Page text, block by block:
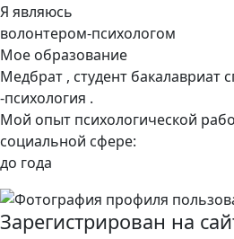
Я являюсь
волонтером-психологом
Мое образование
Медбрат , студент бакалавриат специализация
-психология .
Мой опыт психологической
социальной сфере:
до года
Зарегистрирован на